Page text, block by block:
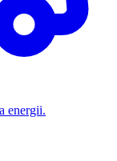
energii.